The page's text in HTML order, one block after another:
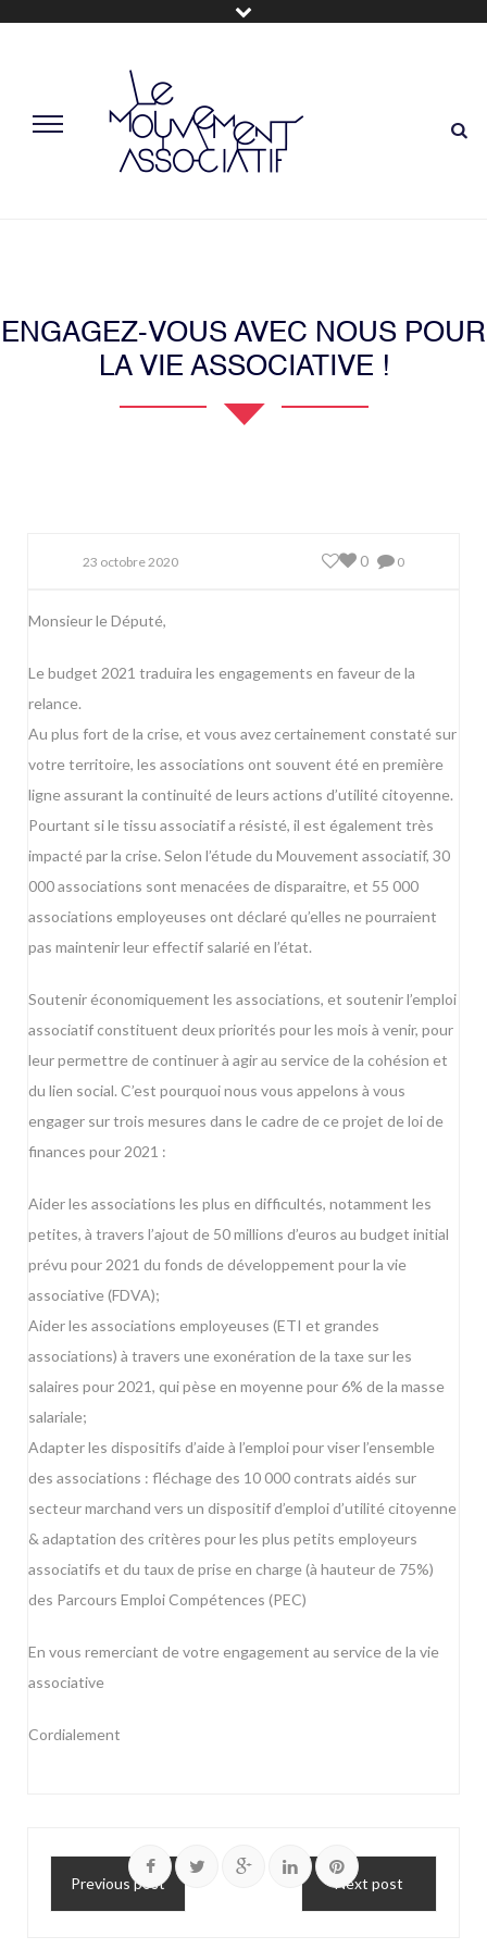
ENGAGEZ-VOUS AVEC NOUS POUR
LA VIE ASSOCIATIVE !
23 octobre 2020 0
0
Monsieur le Député,
Le budget 2021 traduira les engagements en faveur de la
relance.
Au plus fort de la crise, et vous avez certainement constaté sur
votre territoire, les associations ont souvent été en première
ligne assurant la continuité de leurs actions d’utilité citoyenne.
Pourtant si le tissu associatif a résisté, il est également très
impacté par la crise. Selon l’étude du Mouvement associatif, 30
000 associations sont menacées de disparaitre, et 55 000
associations employeuses ont déclaré qu’elles ne pourraient
pas maintenir leur effectif salarié en l’état.
Soutenir économiquement les associations, et soutenir l’emploi
associatif constituent deux priorités pour les mois à venir, pour
leur permettre de continuer à agir au service de la cohésion et
du lien social. C’est pourquoi nous vous appelons à vous
engager sur trois mesures dans le cadre de ce projet de loi de
finances pour 2021 :
Aider les associations les plus en difficultés, notamment les
petites, à travers l’ajout de 50 millions d’euros au budget initial
prévu pour 2021 du fonds de développement pour la vie
associative (FDVA);
Aider les associations employeuses (ETI et grandes
associations) à travers une exonération de la taxe sur les
salaires pour 2021, qui pèse en moyenne pour 6% de la masse
salariale;
Adapter les dispositifs d’aide à l’emploi pour viser l’ensemble
des associations : fléchage des 10 000 contrats aidés sur
secteur marchand vers un dispositif d’emploi d’utilité citoyenne
& adaptation des critères pour les plus petits employeurs
associatifs et du taux de prise en charge (à hauteur de 75%)
des Parcours Emploi Compétences (PEC)
En vous remerciant de votre engagement au service de la vie
associative
Cordialement
Previous post Next post